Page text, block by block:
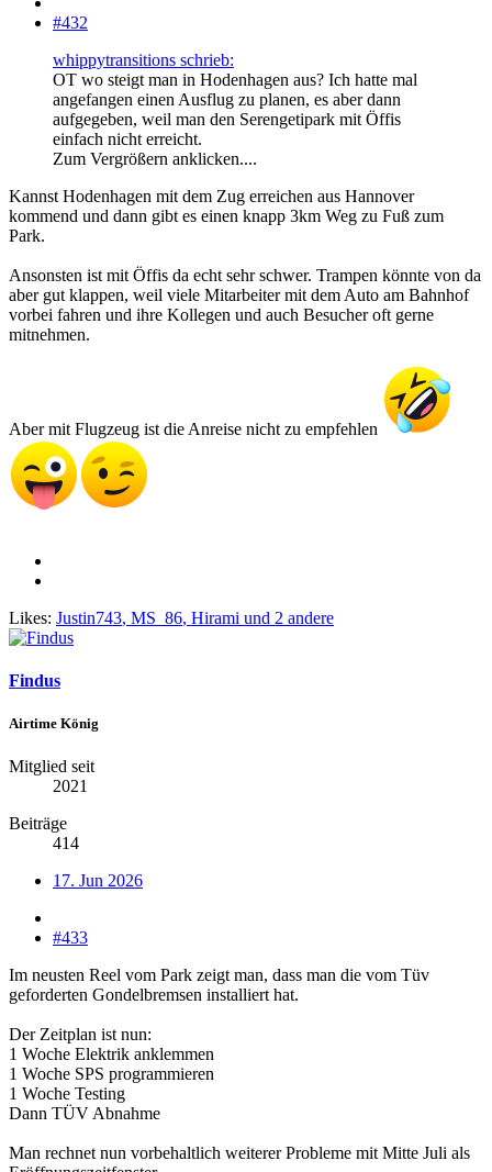
#432
whippytransitions schrieb:
OT wo steigt man in Hodenhagen aus? Ich hatte mal
angefangen einen Ausflug zu planen, es aber dann
aufgegeben, weil man den Serengetipark mit Öffis
einfach nicht erreicht.
Zum Vergrößern anklicken....
Kannst Hodenhagen mit dem Zug erreichen aus Hannover
kommend und dann gibt es einen knapp 3km Weg zu Fuß zum
Park.
Ansonsten ist mit Öffis da echt sehr schwer. Trampen könnte von da
aber gut klappen, weil viele Mitarbeiter mit dem Auto am Bahnhof
vorbei fahren und ihre Kollegen und auch Besucher oft gerne
mitnehmen.
Aber mit Flugzeug ist die Anreise nicht zu empfehlen
Likes: Justin743, MS_86, Hirami und 2 andere
Findus
Airtime König
Mitglied seit
2021
Beiträge
414
17. Jun 2026
#433
Im neusten Reel vom Park zeigt man, dass man die vom Tüv
geforderten Gondelbremsen installiert hat.
Der Zeitplan ist nun:
1 Woche Elektrik anklemmen
1 Woche SPS programmieren
1 Woche Testing
Dann TÜV Abnahme
Man rechnet nun vorbehaltlich weiterer Probleme mit Mitte Juli als